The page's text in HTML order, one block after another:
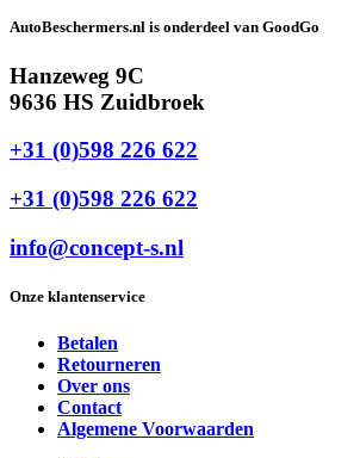
AutoBeschermers.nl is onderdeel van GoodGo
Hanzeweg 9C
9636 HS Zuidbroek
+31 (0)598 226 622
+31 (0)598 226 622
info@concept-s.nl
Onze klantenservice
Betalen
Retourneren
Over ons
Contact
Algemene Voorwaarden